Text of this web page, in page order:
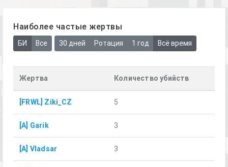
Наиболее частые жертвы
БИ Все 30 дней Ротация 1 год Всё время
Жертва Количество убийств
[FRWL] Ziki_CZ 5
[A] Garik 3
[A] Vladsar 3